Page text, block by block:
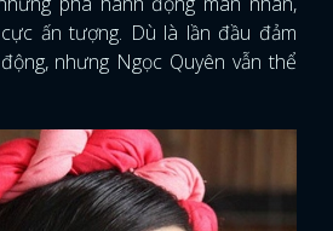
ấn tượng. Dù là lần đầu đảm
nhưng Ngọc Quyên vẫn thể